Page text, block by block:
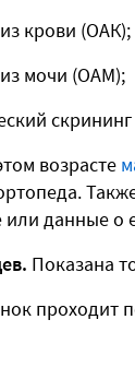
крови (ОАК);
мочи (ОАМ);
возрасте
данные о
Показана
проходит